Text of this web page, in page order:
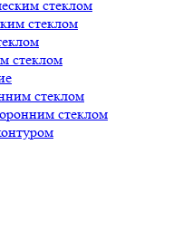
стеклом
стеклом
стеклом
стеклом
стеклом